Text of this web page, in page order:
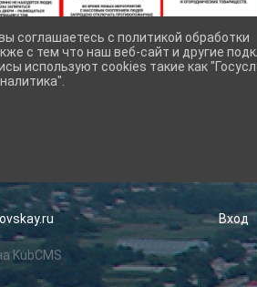
"Администрации Крыловского
Вход
KubCMS
соглашаетесь с политикой обработки
с тем что наш веб-сайт и другие
используют cookies такие как